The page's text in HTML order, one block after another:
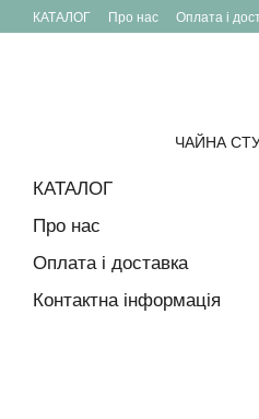
Перейти до основного контенту
КАТАЛОГ Про нас Оплата і
ЧАЙНА
КАТАЛОГ
Про нас
Оплата і доставка
Контактна інформація